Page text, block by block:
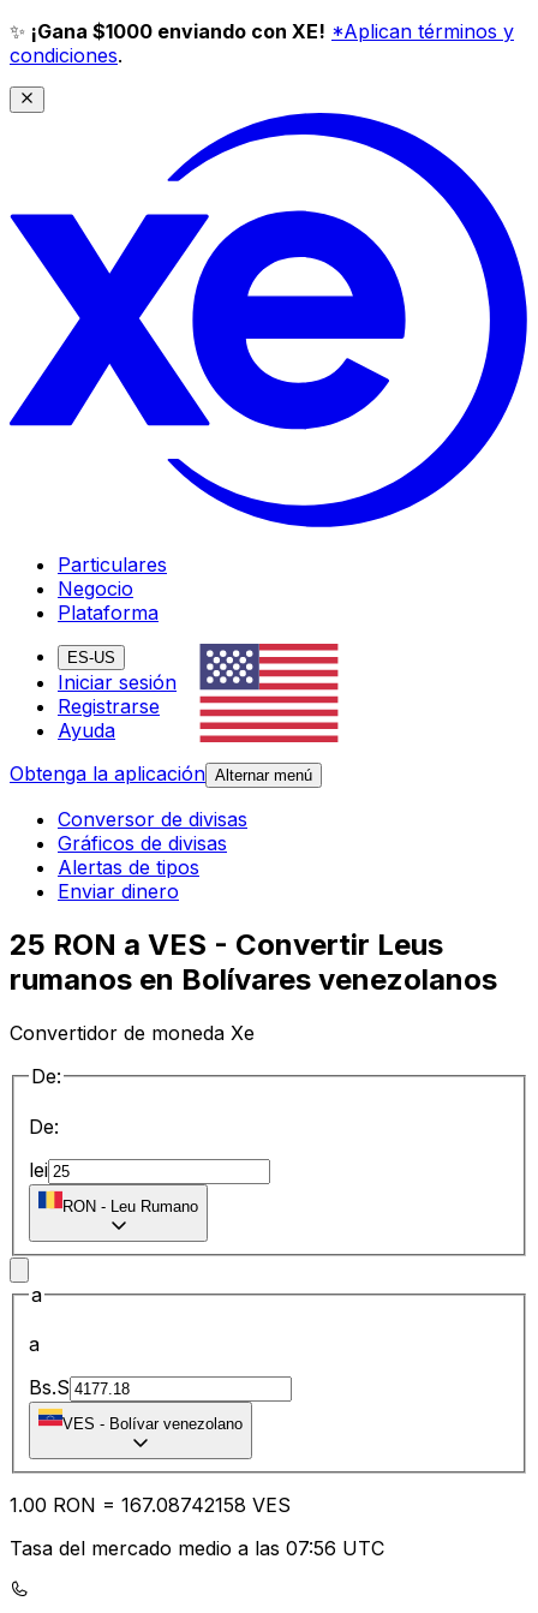
✨ ¡Gana $1000 enviando con XE! *Aplican términos y
condiciones.
Particulares
Negocio
Plataforma
ES-US
Iniciar sesión
Registrarse
Ayuda
Obtenga la aplicación Alternar menú
Conversor de divisas
Gráficos de divisas
Alertas de tipos
Enviar dinero
25 RON a VES - Convertir Leus
rumanos en Bolívares venezolanos
Convertidor de moneda Xe
De:
De:
lei
RON - Leu Rumano
a
a
Bs.S
VES - Bolívar venezolano
1.00 RON = 167.08742158 VES
Tasa del mercado medio a las 07:56 UTC